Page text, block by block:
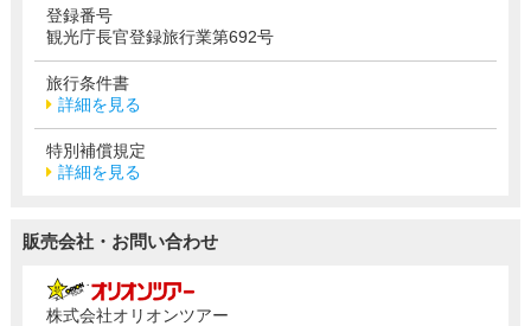
登録番号
観光庁長官登録旅行業第692号
旅行条件書
詳細を見る
特別補償規定
詳細を見る
販売会社・お問い合わせ
株式会社オリオンツアー